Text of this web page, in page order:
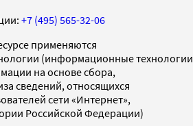
+7 (495) 565-32-06
применяются
(информационные технологии
на основе сбора,
сведений, относящихся
сети «Интернет»,
Российской Федерации)